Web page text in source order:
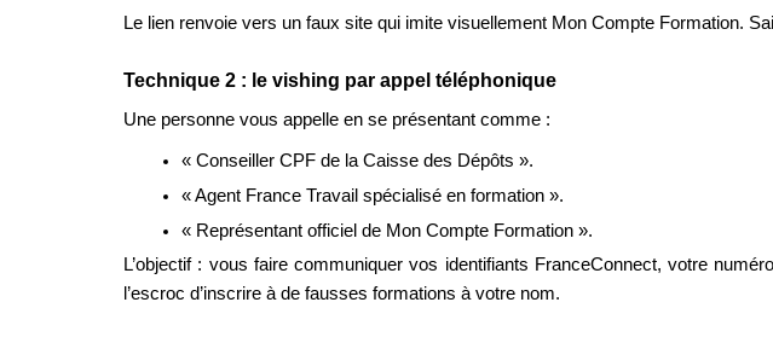
Le lien renvoie vers un faux site qui imite visuellement Mon Compte Formation.
Technique 2 : le vishing par appel téléphonique
Une personne vous appelle en se présentant comme :
« Conseiller CPF de la Caisse des Dépôts ».
« Agent France Travail spécialisé en formation ».
« Représentant officiel de Mon Compte Formation ».
L’objectif : vous faire communiquer vos identifiants FranceConnect, votre
l’escroc d’inscrire à de fausses formations à votre nom.